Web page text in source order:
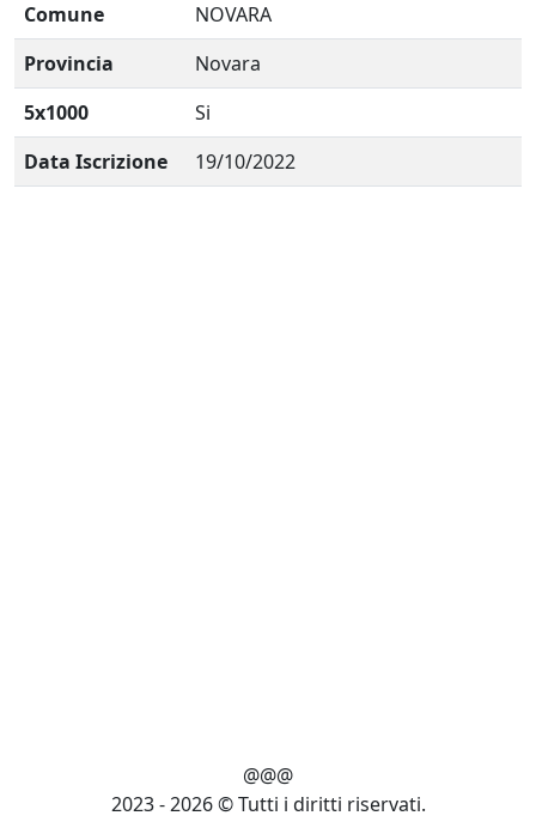
Comune
NOVARA
Provincia
Novara
5x1000
Si
Data Iscrizione
19/10/2022
@@@
2023 - 2026 © Tutti i diritti riservati.